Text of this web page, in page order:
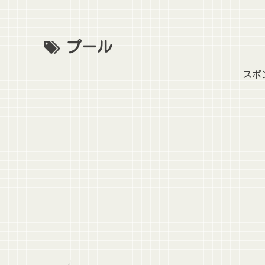
プール
スポ